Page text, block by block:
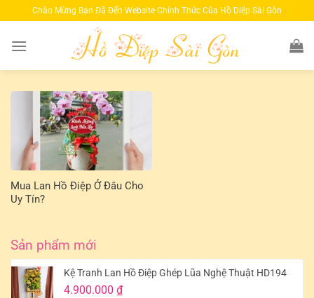
qua
nội
Chào Mừng Bạn Đã Đến Website Chính Thức Của Hồ Diệp Sài Gòn
Mua Lan Hồ Điệp Ở Đâu Cho
Uy Tín?
Sản phẩm mới
Kệ Tranh Lan Hồ Điệp Ghép Lũa Nghệ Thuật HD194
4.900.000 ₫